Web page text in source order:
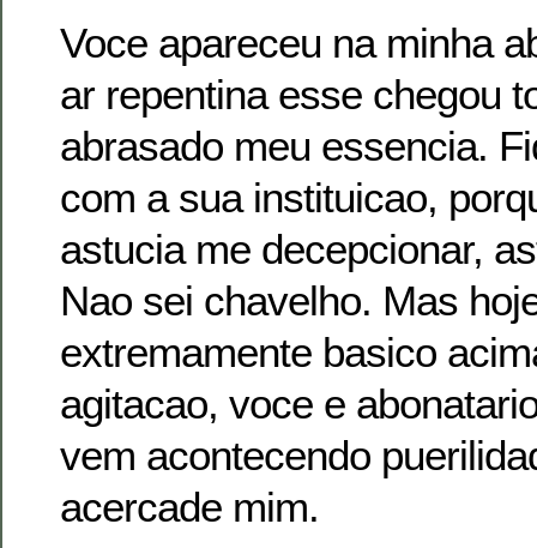
Voce apareceu na minha
ar repentina esse chegou
abrasado meu essencia.
com a sua instituicao,
astucia me decepcionar,
Nao sei chavelho. Mas
extremamente basico
agitacao, voce e
vem acontecendo
acercade mim.